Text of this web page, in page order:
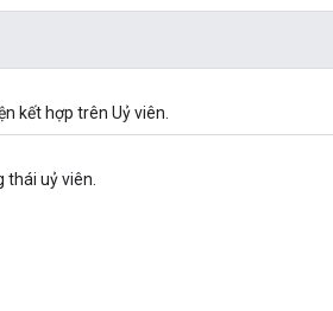
kết hợp trên Uỷ viên.
thái uỷ viên.